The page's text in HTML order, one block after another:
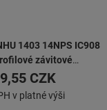
1403 14NPS IC908
závitové
destičky pro výrobu
nebo vnějších
NPS (mechanické
CZK
v platné výši